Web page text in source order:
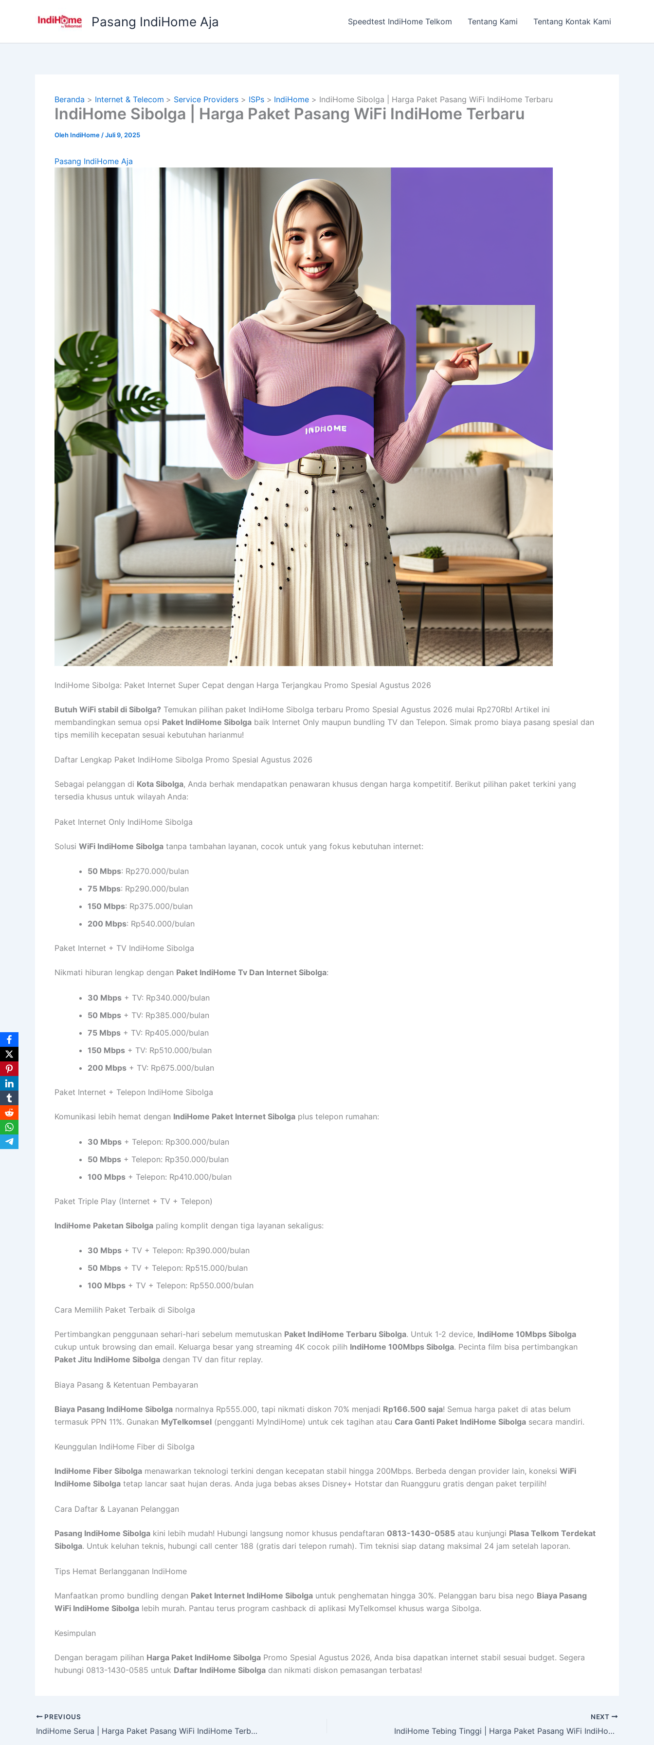
Pasang IndiHome Aja Speedtest IndiHome Telkom Tentang Kami Tentang Kontak Kami
Beranda Internet & Telecom Service Providers ISPs IndiHome IndiHome Sibolga | Harga Paket Pasang WiFi IndiHome Terbaru
IndiHome Sibolga | Harga Paket Pasang WiFi IndiHome Terbaru
Oleh IndiHome /Juli 9, 2025
Pasang IndiHome Aja
IndiHome Sibolga: Paket Internet Super Cepat dengan Harga Terjangkau Promo Spesial Agustus 2026
Butuh WiFi stabil di Sibolga? Temukan pilihan paket IndiHome Sibolga terbaru Promo Spesial Agustus 2026 mulai Rp270Rb! Artikel ini
membandingkan semua opsi Paket IndiHome Sibolga baik Internet Only maupun bundling TV dan Telepon. Simak promo biaya pasang spesial dan
tips memilih kecepatan sesuai kebutuhan harianmu!
Daftar Lengkap Paket IndiHome Sibolga Promo Spesial Agustus 2026
Sebagai pelanggan di Kota Sibolga, Anda berhak mendapatkan penawaran khusus dengan harga kompetitif. Berikut pilihan paket terkini yang
tersedia khusus untuk wilayah Anda:
Paket Internet Only IndiHome Sibolga
Solusi WiFi IndiHome Sibolga tanpa tambahan layanan, cocok untuk yang fokus kebutuhan internet:
50 Mbps: Rp270.000/bulan
75 Mbps: Rp290.000/bulan
150 Mbps: Rp375.000/bulan
200 Mbps: Rp540.000/bulan
Paket Internet + TV IndiHome Sibolga
Nikmati hiburan lengkap dengan Paket IndiHome Tv Dan Internet Sibolga:
30 Mbps + TV: Rp340.000/bulan
50 Mbps + TV: Rp385.000/bulan
75 Mbps + TV: Rp405.000/bulan
150 Mbps + TV: Rp510.000/bulan
200 Mbps + TV: Rp675.000/bulan
Paket Internet + Telepon IndiHome Sibolga
Komunikasi lebih hemat dengan IndiHome Paket Internet Sibolga plus telepon rumahan:
30 Mbps + Telepon: Rp300.000/bulan
50 Mbps + Telepon: Rp350.000/bulan
100 Mbps + Telepon: Rp410.000/bulan
Paket Triple Play (Internet + TV + Telepon)
IndiHome Paketan Sibolga paling komplit dengan tiga layanan sekaligus:
30 Mbps + TV + Telepon: Rp390.000/bulan
50 Mbps + TV + Telepon: Rp515.000/bulan
100 Mbps + TV + Telepon: Rp550.000/bulan
Cara Memilih Paket Terbaik di Sibolga
Pertimbangkan penggunaan sehari-hari sebelum memutuskan Paket IndiHome Terbaru Sibolga. Untuk 1-2 device, IndiHome 10Mbps Sibolga
cukup untuk browsing dan email. Keluarga besar yang streaming 4K cocok pilih IndiHome 100Mbps Sibolga. Pecinta film bisa pertimbangkan
Paket Jitu IndiHome Sibolga dengan TV dan fitur replay.
Biaya Pasang & Ketentuan Pembayaran
Biaya Pasang IndiHome Sibolga normalnya Rp555.000, tapi nikmati diskon 70% menjadi Rp166.500 saja! Semua harga paket di atas belum
termasuk PPN 11%. Gunakan MyTelkomsel (pengganti MyIndiHome) untuk cek tagihan atau Cara Ganti Paket IndiHome Sibolga secara mandiri.
Keunggulan IndiHome Fiber di Sibolga
IndiHome Fiber Sibolga menawarkan teknologi terkini dengan kecepatan stabil hingga 200Mbps. Berbeda dengan provider lain, koneksi WiFi
IndiHome Sibolga tetap lancar saat hujan deras. Anda juga bebas akses Disney+ Hotstar dan Ruangguru gratis dengan paket terpilih!
Cara Daftar & Layanan Pelanggan
Pasang IndiHome Sibolga kini lebih mudah! Hubungi langsung nomor khusus pendaftaran 0813-1430-0585 atau kunjungi Plasa Telkom Terdekat
Sibolga. Untuk keluhan teknis, hubungi call center 188 (gratis dari telepon rumah). Tim teknisi siap datang maksimal 24 jam setelah laporan.
Tips Hemat Berlangganan IndiHome
Manfaatkan promo bundling dengan Paket Internet IndiHome Sibolga untuk penghematan hingga 30%. Pelanggan baru bisa nego Biaya Pasang
WiFi IndiHome Sibolga lebih murah. Pantau terus program cashback di aplikasi MyTelkomsel khusus warga Sibolga.
Kesimpulan
Dengan beragam pilihan Harga Paket IndiHome Sibolga Promo Spesial Agustus 2026, Anda bisa dapatkan internet stabil sesuai budget. Segera
hubungi 0813-1430-0585 untuk Daftar IndiHome Sibolga dan nikmati diskon pemasangan terbatas!
PREVIOUS
IndiHome Serua | Harga Paket Pasang WiFi IndiHome Terbaru
NEXT
IndiHome Tebing Tinggi | Harga Paket Pasang WiFi IndiHome Terbaru